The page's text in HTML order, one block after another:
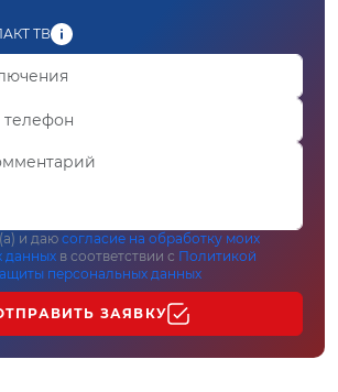
ТВ
и даю согласие на обработку моих
данных в соответствии с Политикой
персональных данных
ЗАЯВКУ